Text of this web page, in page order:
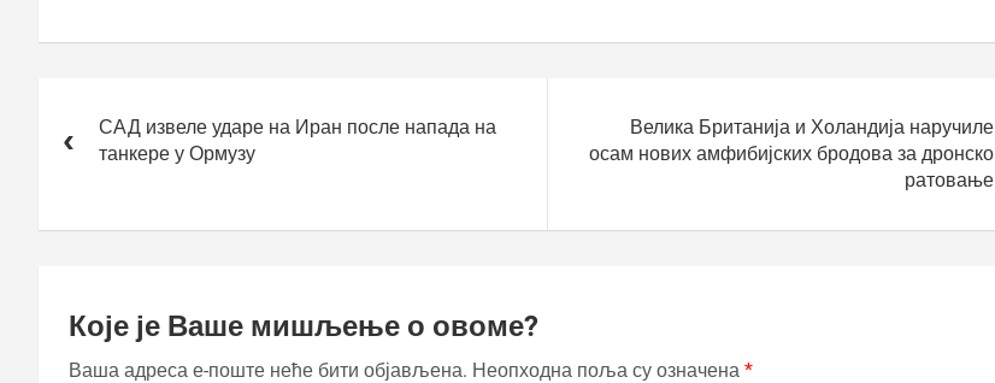
чланкаСАД извеле ударе на Иран после напада на
танкере у Ормузу
Велика Британија и Холандија наручиле
осам нових амфибијских бродова за дронско
ратовање
Које је Ваше мишљење о овоме?
Ваша адреса е-поште неће бити објављена. Неопходна поља су означена *